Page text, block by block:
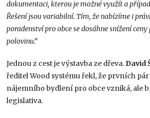
dokumentaci, kterou je možné využít a
Řešení jsou variabilní. Tím, že nabízíme i
poradenství pro obce se dosáhne snížení
polovinu.“
Jednou z cest je výstavba ze dřeva. David
ředitel Wood systému řekl, že prvních
nájemního bydlení pro obce vzniká, ale
legislativa.